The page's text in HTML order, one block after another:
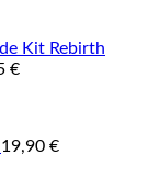
Rebirth
€
19,90 €